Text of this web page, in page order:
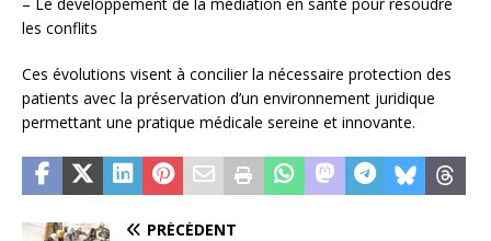
les conflits
Ces évolutions visent à concilier la nécessaire protection des
patients avec la préservation d’un environnement juridique
permettant une pratique médicale sereine et innovante.
PRÉCÉDENT